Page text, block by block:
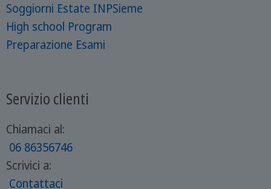
Soggiorni Estate INPSieme
High school Program
Preparazione Esami
Servizio clienti
Chiamaci al:
06 86356746
Scrivici a:
Contattaci